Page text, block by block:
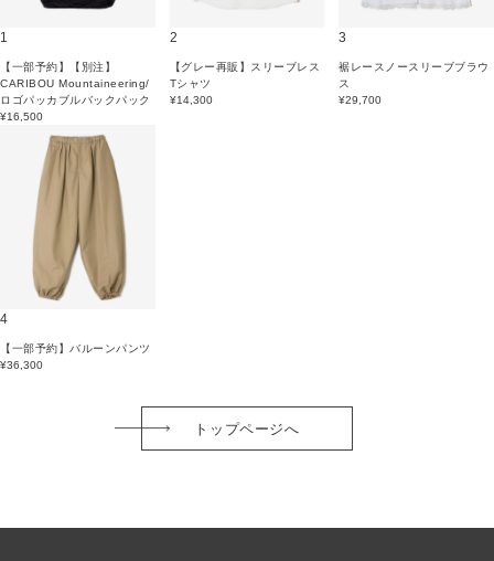
1
【一部予約】【別注】
CARIBOU Mountaineering/
ロゴパッカブルバックパック
¥16,500
2
【グレー再販】スリーブレス
Tシャツ
¥14,300
3
裾レースノースリーブブラウ
ス
¥29,700
4
【一部予約】バルーンパンツ
¥36,300
トップページへ